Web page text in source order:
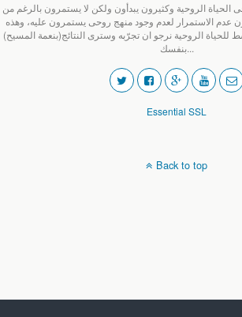
الروحية وكثيرون يبدأون ولكن لا يستمرون بالرغم من
عدم الاستمرار لعدم وجود منهج روحى يستمرون عليه، وهذه
الروحية نرجو ان تجرّبه وسترى النتائج(بنعمة المسيح)
بنفسك...
Essential SSL
Back to top